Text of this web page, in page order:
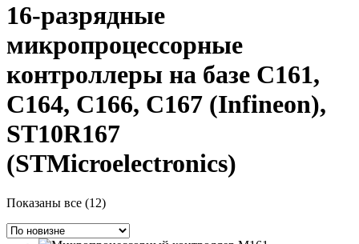
16-разрядные
микропроцессорные
контроллеры на базе C161,
C164, C166, C167 (Infineon),
ST10R167
(STMicroelectronics)
Показаны все (12)Сортировка:
недавние